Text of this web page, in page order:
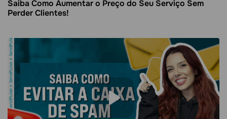
Saiba Como Aumentar o Preço do Seu Serviço Sem
Perder Clientes!